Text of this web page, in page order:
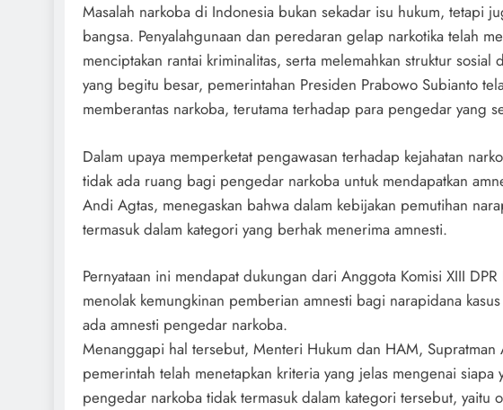
Masalah narkoba di Indonesia bukan sekadar isu hukum, tetapi
bangsa. Penyalahgunaan dan peredaran gelap narkotika telah
menciptakan rantai kriminalitas, serta melemahkan struktur
yang begitu besar, pemerintahan Presiden Prabowo Subianto
memberantas narkoba, terutama terhadap para pengedar yang
Dalam upaya memperketat pengawasan terhadap kejahatan
tidak ada ruang bagi pengedar narkoba untuk mendapatkan
Andi Agtas, menegaskan bahwa dalam kebijakan pemutihan
termasuk dalam kategori yang berhak menerima amnesti.
Pernyataan ini mendapat dukungan dari Anggota Komisi XIII
menolak kemungkinan pemberian amnesti bagi narapidana
ada amnesti pengedar narkoba.
Menanggapi hal tersebut, Menteri Hukum dan HAM, Supratman
pemerintah telah menetapkan kriteria yang jelas mengenai
pengedar narkoba tidak termasuk dalam kategori tersebut,